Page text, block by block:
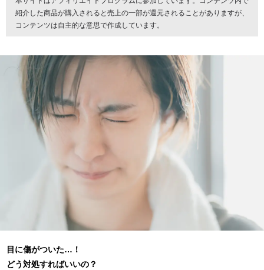
紹介した商品が購入されると売上の一部が還元されることがありますが、
コンテンツは自主的な意思で作成しています。
目に傷がついた…！
どう対処すればいいの？